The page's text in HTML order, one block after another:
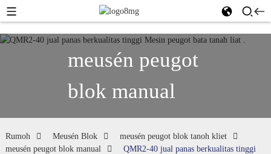
meusén peugot
blok manual
Rumoh Meusén Blok
meusén peugot blok tanoh kliet
meusén peugot blok manual
QMR2-40 jual panas berkualitas tinggi